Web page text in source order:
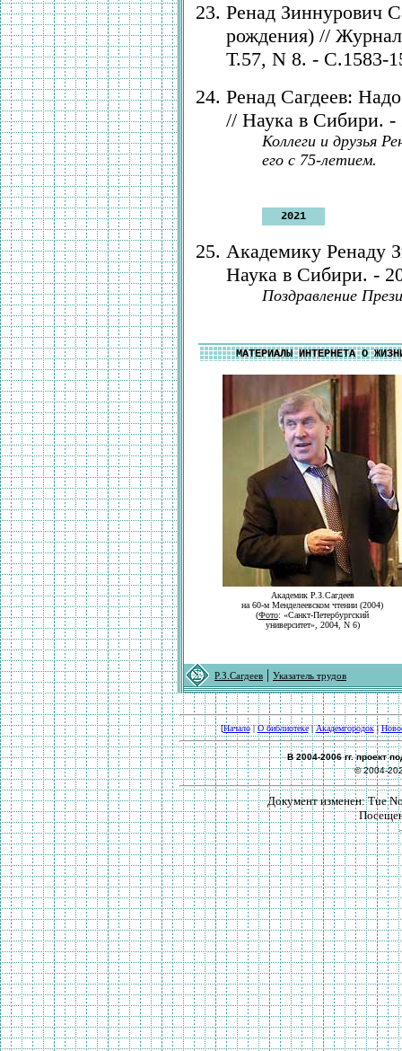
Ренад Зиннурович
рождения) //
Т.57, N 8. - С.1583-
Ренад Сагдеев:
// Наука в Сибири.
Коллеги и друзья
его с 75-летием.
2021
Академику Ренаду
Наука в Сибири. -
Поздравление
МАТЕРИАЛЫ ИНТЕРНЕТА О
Академик Р.З.Сагдеев
на 60-м Менделеевском чтении (2004)
(Фото: «Санкт-Петербургский
университет», 2004, N 6)
Р.З.Сагдеев | Указатель трудов
[Начало|О библиотеке|Академгородок|
В 2004-2006 гг. проект
© 2004-
Документ изменен: Tue